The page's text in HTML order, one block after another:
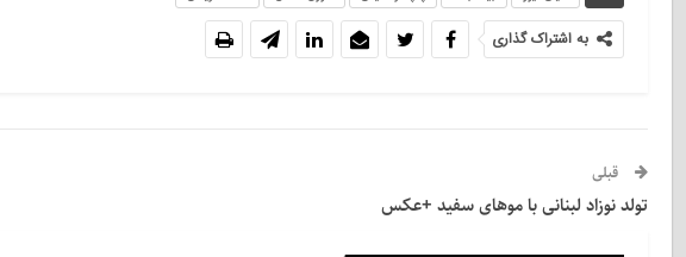
به اشتراک گذاری
قبلی
تولد نوزاد لبنانی با موهای سفید +عکس